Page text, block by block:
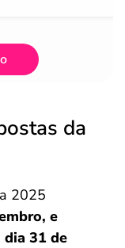
da
2025
e
dia 31 de